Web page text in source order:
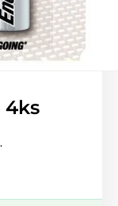
4ks